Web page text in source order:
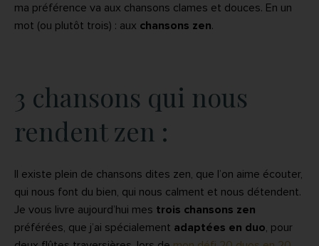
ma préférence va aux chansons clames et douces. En un
mot (ou plutôt trois) : aux chansons zen.
3 chansons qui nous
rendent zen :
Il existe plein de chansons dites zen, que l’on aime écouter,
qui nous font du bien, qui nous calment et nous détendent.
Je vous livre aujourd’hui mes trois chansons zen
préférées, que j’ai spécialement adaptées en duo, pour